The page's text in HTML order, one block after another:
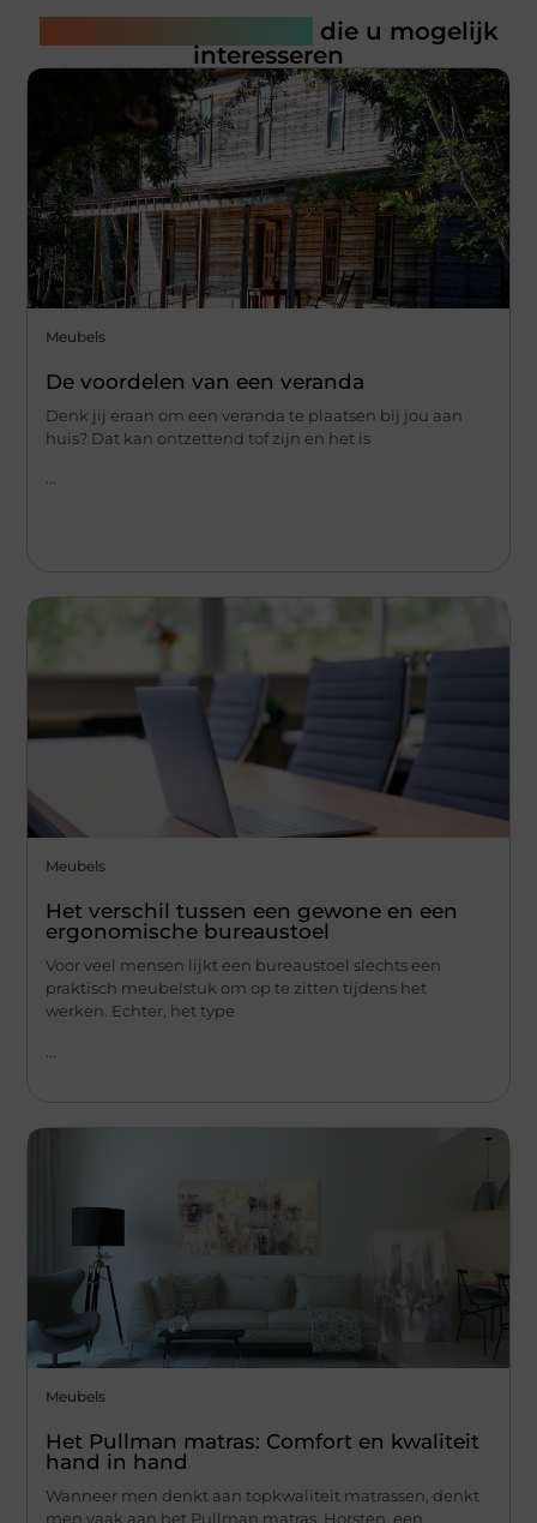
die u mogelijk
interesseren
Meubels
De voordelen van een veranda
Denk jij eraan om een veranda te plaatsen bij jou aan
huis? Dat kan ontzettend tof zijn en het is
...
Meubels
Het verschil tussen een gewone en een
ergonomische bureaustoel
Voor veel mensen lijkt een bureaustoel slechts een
praktisch meubelstuk om op te zitten tijdens het
werken. Echter, het type
Meubels
Het Pullman matras: Comfort en kwaliteit
hand in hand
Wanneer men denkt aan topkwaliteit matrassen, denkt
men vaak aan het Pullman matras. Horsten, een